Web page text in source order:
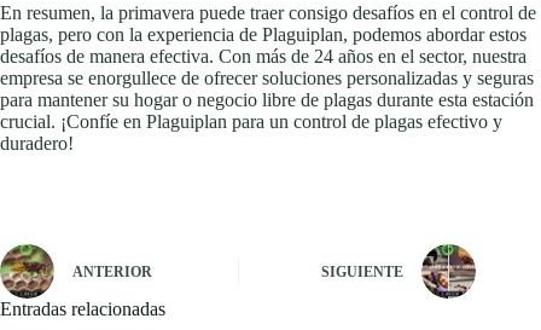
En resumen, la primavera puede traer consigo desafíos en el control de
plagas, pero con la experiencia de Plaguiplan, podemos abordar estos
desafíos de manera efectiva. Con más de 24 años en el sector, nuestra
empresa se enorgullece de ofrecer soluciones personalizadas y seguras
para mantener su hogar o negocio libre de plagas durante esta estación
crucial. ¡Confíe en Plaguiplan para un control de plagas efectivo y
duradero!
ANTERIOR SIGUIENTE
Entradas relacionadas